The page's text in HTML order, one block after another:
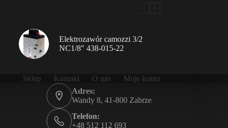
Elektrozawór camozzi 3/2
NC1/8″ 438-015-22
Sklep Kontakt O nas
Moje konto
Adres:
Wandy 8, 41-800 Zabrze
Telefon:
+48 512 112 693